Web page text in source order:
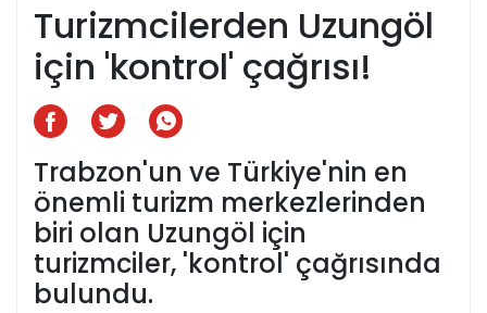
Turizmcilerden Uzungöl
için 'kontrol' çağrısı!
Trabzon'un ve Türkiye'nin en
önemli turizm merkezlerinden
biri olan Uzungöl için
turizmciler, 'kontrol' çağrısında
bulundu.